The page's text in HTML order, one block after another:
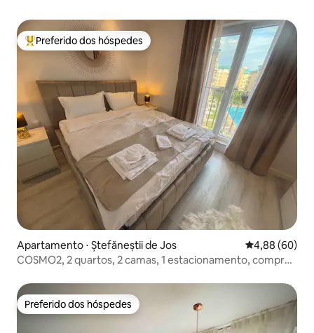
Entre os melhores preferidos dos hóspedes
Preferido dos hóspedes
Apartamento ⋅ Ștefăneștii de Jos 4,88 de uma
4,88 (60)
COSMO2, 2 quartos, 2 camas, 1 estacionamento, compras
Preferido dos hóspedes
Preferido dos hóspedes